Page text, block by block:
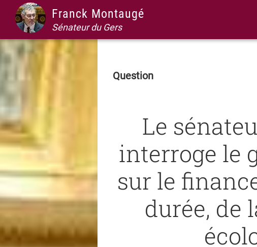
Passer
la
navigation
principale
Passer
contenu
principal
Passer
la
barre
latérale
principale
Passer
pied
de
page
Franck Montaugé
Sénateur du Gers
Question
Le
interroge le
sur le
durée, de